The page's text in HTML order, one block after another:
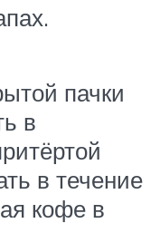
пачки
в
в течение
кофе в